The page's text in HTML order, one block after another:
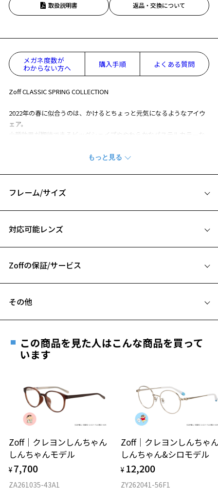
お気に入り
取扱説明書 返品・交換について
メガネ度数が
わからない方へ
購入手順 よくある質問
Zoff CLASSIC SPRING COLLECTION
2022年の春に似合うのは、かけるとちょっと元気になるようなアイウ
ェア。
小顔効果が期待できるビッグシェイプややわらかなパステルカラーな
今を楽しみたい、輝きたいあなたに。
※柄や色味の出方に個体差があり、画像と異なる場合がございます。
CLASSIC(クラシック) 特集ページをみる
ズ、汚れなどがあるB級品ではございません。
フレーム/サイズ
B ブリッジ(鼻部分)の横幅：17mm
お持ちのZoffメガネサイズを確認するには？
仕上がり寸法
D 仕上がりの横幅：約137mm
対応可能レンズ
フレームとレンズの合計料金を知りたい方へ
Zoffの保証/サービス
安心1 フレーム１年間品質保証
きます。
※保証期間内に交換が行われた場合、保証期間は初期の期間から
延長されません。
安心2 視力測定無料
視力の変化を早めに発見するために、定期的な視
力測定をおすすめいたします。
その他
ご希望のお客さまは、「レンズ交換券」をお選びのうえ、
最寄りのZoff実店舗にてレンズをお買い求めください。
※サングラスやパッケージ品では「レンズ交換券」はお選び
談ください。
＜メガネの度数情報がわからない方へ＞
オンラインストアでフレームのみ購入して、
実店舗で度付きにできます
ご購入時に「レンズ交換券」をお選びいただくと、実店舗で
度数を測定のうえ、度付きレンズ（標準セットレンズ）へ無
この商品を見た人はこんな商品を買って
います
Zoff｜クレヨンしんちゃん
しんちゃんモデル
¥ 7,700
ZA261035-43A1
Zoff｜クレヨンしんち
しんちゃん&シロモデル
¥ 12,200
ZY262041-56F1